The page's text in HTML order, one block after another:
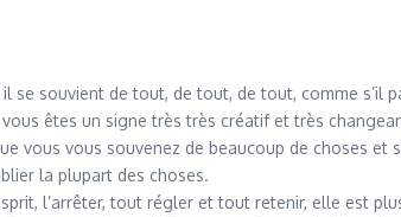
se souvient de tout, de tout, de tout, comme
êtes un signe très très créatif et très
vous vous souvenez de beaucoup de choses
la plupart des choses.
l’arrêter, tout régler et tout retenir, elle est